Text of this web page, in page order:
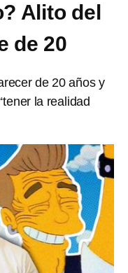
Alito del
de 20
de 20 años y
la realidad